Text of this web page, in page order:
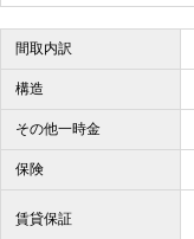
間取内訳
構造
その他一時金
保険
賃貸保証